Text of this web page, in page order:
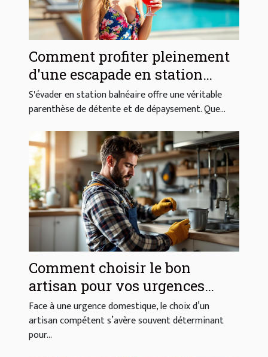
Comment profiter pleinement
d'une escapade en station
balnéaire ?
S'évader en station balnéaire offre une véritable
parenthèse de détente et de dépaysement. Que...
Comment choisir le bon
artisan pour vos urgences
domestiques ?
Face à une urgence domestique, le choix d’un
artisan compétent s’avère souvent déterminant
pour...